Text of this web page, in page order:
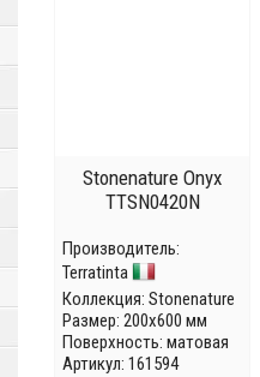
Stonenature Onyx
TTSN0420N
Производитель:
Terratinta
Коллекция: Stonenature
Размер: 200x600 мм
Поверхность: матовая
Артикул: 161594